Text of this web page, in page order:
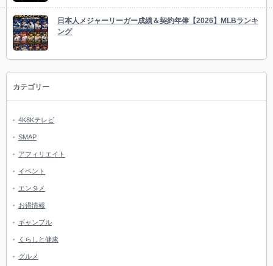
日本人メジャーリーガー成績＆契約年俸【2026】MLBランキ
ング
カテゴリー
4K8Kテレビ
SMAP
アフィリエイト
イベント
エンタメ
お得情報
ギャンブル
くらしと健康
グルメ